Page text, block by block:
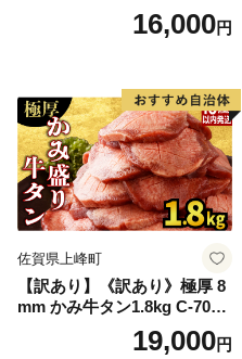
ンド 宮城県 気仙沼市 205646
60] 肉 牛肉 精肉 牛たん 牛タ
厚切り タン
16,000円
佐賀県上峰町
【訳あり】《訳あり》極厚 8
mm かみ牛タン1.8kg C-709-
19,000円